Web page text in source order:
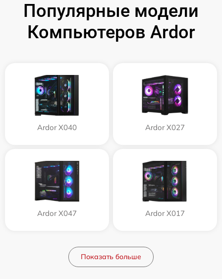
Популярные модели
Компьютеров Ardor
Ardor X040 Ardor X027
Ardor X047 Ardor X017
Показать больше